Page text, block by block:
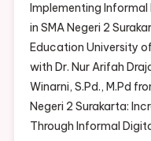
Implementing Informal
in SMA Negeri 2
Education University
with Dr. Nur Arifah
Winarni, S.Pd., M.Pd
Negeri 2 Surakarta:
Through Informal